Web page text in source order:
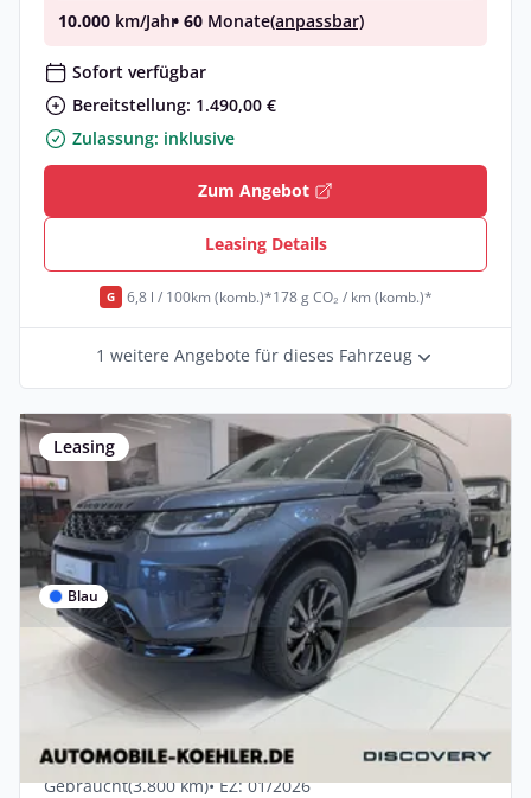
10.000 km/Jahr• 60 Monate(anpassbar)
Sofort verfügbar
Bereitstellung: 1.490,00 €
Zulassung: inklusive
Zum Angebot
Leasing Details
G 6,8 l / 100km (komb.)*178 g CO₂ / km (komb.)*
1 weitere Angebote für dieses Fahrzeug
Leasing
Blau
Privat
Land Rover Discovery Sport P270e
Dynamic SE MATRIX 20'' ACC
Hybrid •Automatik •269 PS (198 kW)
Gebraucht(3.800 km)• EZ: 01/2026